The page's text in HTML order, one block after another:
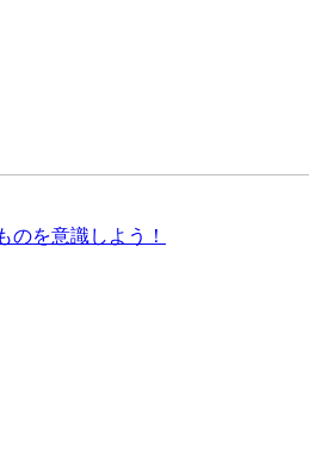
のを意識しよう！